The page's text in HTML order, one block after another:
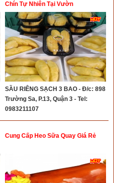
Chín Tự Nhiên Tại Vườn
SẦU RIÊNG SẠCH 3 BAO - Đ/c: 898
Trường Sa, P.13, Quận 3 - Tel:
0983211107
Cung Cấp Heo Sữa Quay Giá Rẻ